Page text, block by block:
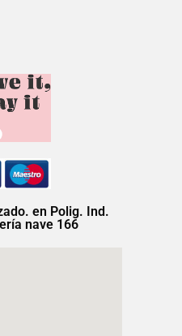
en Polig. Ind.
nave 166